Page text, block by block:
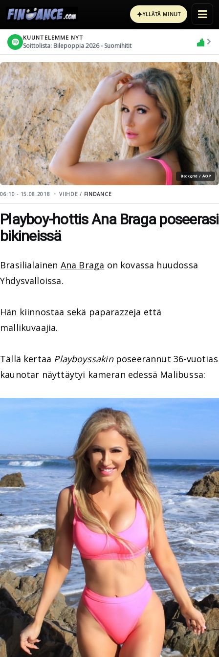
✦YLLÄTÄ MINUT
KUUNTELEMME NYT
Soittolista: Bilepoppia 2026 - Suomihitit
Backgrid / AOP
06:10 - 15.08.2018 VIIHDE / FINDANCE
Playboy-hottis Ana Braga poseerasi
bikineissä
Brasilialainen Ana Braga on kovassa huudossa
Yhdysvalloissa.
Hän kiinnostaa sekä paparazzeja että
mallikuvaajia.
Tällä kertaa Playboyssakinposeerannut 36-vuotias
kaunotar näyttäytyi kameran edessä Malibussa: